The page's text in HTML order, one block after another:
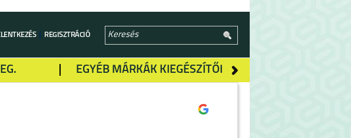
REGISZTRÁCIÓ
EGYÉB MÁRKÁK KIEGÉSZÍTŐI